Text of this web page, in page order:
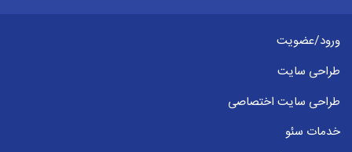
ورود/عضویت
طراحی سایت
طراحی سایت اختصاصی
خدمات سئو